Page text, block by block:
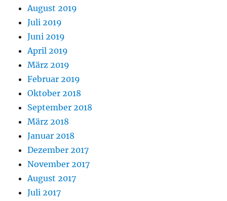
August 2019
Juli 2019
Juni 2019
April 2019
März 2019
Februar 2019
Oktober 2018
September 2018
März 2018
Januar 2018
Dezember 2017
November 2017
August 2017
Juli 2017